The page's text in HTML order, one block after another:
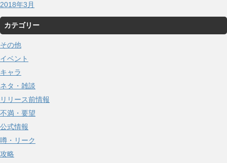
2018年3月
カテゴリー
その他
イベント
キャラ
ネタ・雑談
リリース前情報
不満・要望
公式情報
噂・リーク
攻略